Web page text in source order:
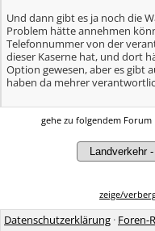
Und dann gibt es ja noch die
Problem hätte annehmen
Telefonnummer von der
dieser Kaserne hat, und dort
Option gewesen, aber es gibt
haben da mehrer
gehe zu folgendem Forum
zeige/
Datenschutzerklärung · Foren-